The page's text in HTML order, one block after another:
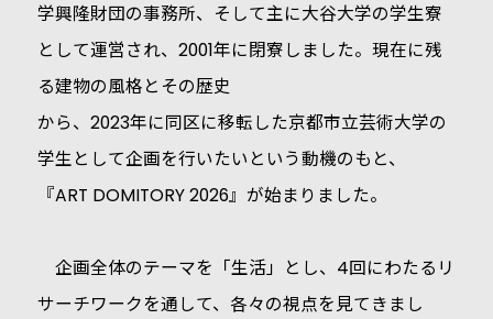
学興隆財団の事務所、そして主に大谷大学の学生寮
として運営され、2001年に閉寮しました。現在に残
る建物の風格とその歴史
から、2023年に同区に移転した京都市立芸術大学の
学生として企画を行いたいという動機のもと、
『ART DOMITORY 2026』が始まりました。
企画全体のテーマを「生活」とし、4回にわたるリ
サーチワークを通して、各々の視点を見てきまし